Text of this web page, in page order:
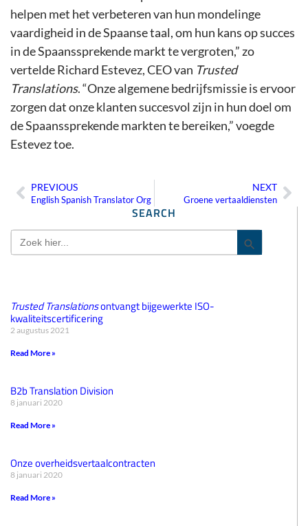
SEARCH
Zoek
naar:
Zoekknop
Trusted Translationsontvangt bijgewerkte ISO-
kwaliteitscertificering
2 augustus 2021
Read More »
B2b Translation Division
8 januari 2020
Read More »
Onze overheidsvertaalcontracten
8 januari 2020
Read More »
helpen met het verbeteren van hun mondelinge
vaardigheid in de Spaanse taal, om hun kans op succes
in de Spaanssprekende markt te vergroten,” zo
vertelde Richard Estevez, CEO van Trusted
Translations. “Onze algemene bedrijfsmissie is ervoor
zorgen dat onze klanten succesvol zijn in hun doel om
de Spaanssprekende markten te bereiken,” voegde
Estevez toe.
Vorige
PREVIOUS
English Spanish Translator Org
NEXT
Groene vertaaldiensten